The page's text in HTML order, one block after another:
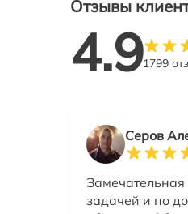
Отзывы
4.91799
Серов
Замечательная
задачей и по